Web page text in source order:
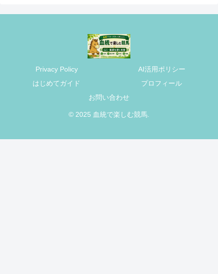
Privacy Policy
AI活用ポリシー
はじめてガイド
プロフィール
お問い合わせ
© 2025 血統で楽しむ競馬.